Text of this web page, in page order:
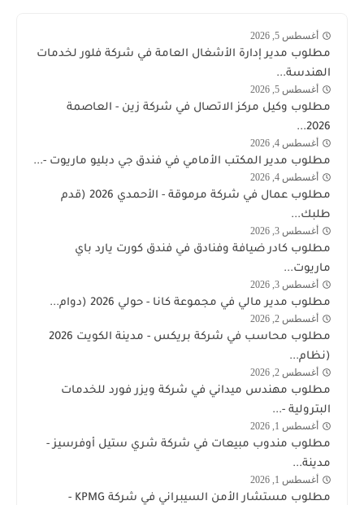
وظائف
أغسطس 5, 2026
مطلوب مدير إدارة الأشغال العامة في شركة فلور لخدمات
الهندسة...
توظيف
أغسطس 5, 2026
مطلوب وكيل مركز الاتصال في شركة زين - العاصمة
2026...
وظائف
الكويت
اليوم
أغسطس 4, 2026
مطلوب مدير المكتب الأمامي في فندق جي دبليو ماريوت -...
الكويت
أغسطس 4, 2026
مطلوب عمال في شركة مرموقة - الأحمدي 2026 (قدم
طلبك...
وظائف
أغسطس 3, 2026
مطلوب كادر ضيافة وفنادق في فندق كورت يارد باي
ماريوت...
وظائف
الكويت
اليوم
أغسطس 3, 2026
مطلوب مدير مالي في مجموعة كانا - حولي 2026 (دوام...
وظائف
اليوم
أغسطس 2, 2026
مطلوب محاسب في شركة بريكس - مدينة الكويت 2026
(نظام...
شركة
أغسطس 2, 2026
مطلوب مهندس ميداني في شركة ويزر فورد للخدمات
البترولية -...
وظائف
أغسطس 1, 2026
مطلوب مندوب مبيعات في شركة شري ستيل أوفرسيز -
مدينة...
وظائف
أغسطس 1, 2026
مطلوب مستشار الأمن السيبراني في شركة KPMG -